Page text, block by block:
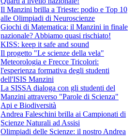
Il Manzini brilla a Trieste: podio e Top 10
alle Olimpiadi di Neuroscienze
Giochi di Matematica: il Manzini in finale
nazionale? Abbiamo quasi rischiato!
KISS: keep it safe and sound
Il progetto "Le scienze della vela"
Meteorologia e Frecce Tricolori:
l'esperienza formativa degli studenti
dell'ISIS Manzini
La SISSA dialoga con gli studenti del
Manzini attraverso "Parole di Scienza"
Api e Biodiversità
Andrea Faleschini brilla ai Campionati di
Scienze Naturali ad Assisi
Olimpiadi delle Scienze: il nostro Andrea